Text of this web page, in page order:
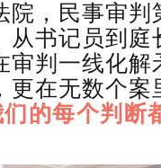
院，民事审判
从书记员到庭
审判一线化解
更在无数个案
们的每个判断